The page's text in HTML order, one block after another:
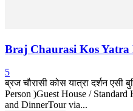
Braj Chaurasi Kos
5
ब्रज चौरासी कोस यात्रा दर्शन
Person )Guest House /
and DinnerTour via...